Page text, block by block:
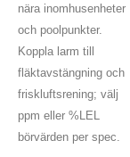
nära inomhusenheter
och poolpunkter.
Koppla larm till
fläktavstängning och
friskluftsrening; välj
ppm eller %LEL
börvärden per spec.